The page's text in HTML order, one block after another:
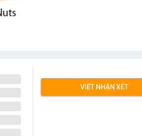
VIẾT NHẬN XÉT